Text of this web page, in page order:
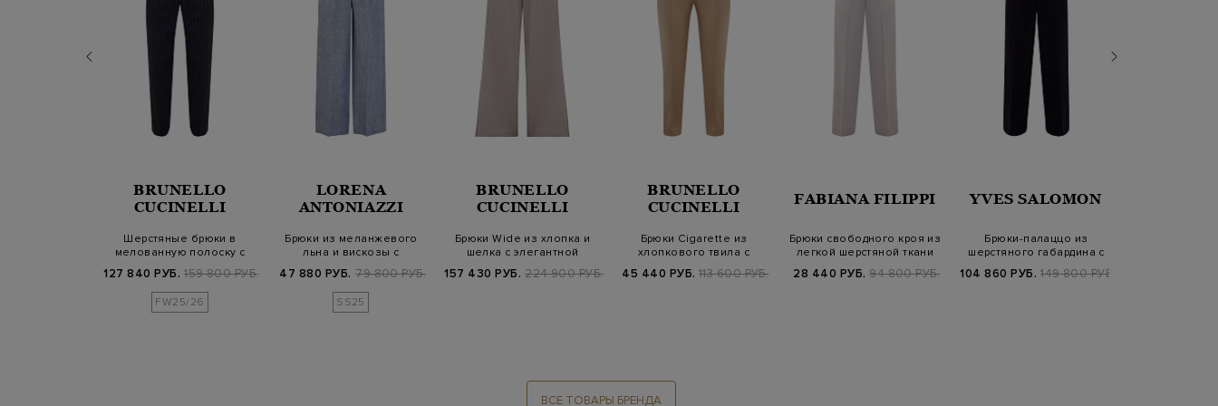
BRUNELLO
CUCINELLI
Шерстяные брюки в
мелованную полоску с
127 840 РУБ. 159 800 РУБ.
FW25/26
LORENA
ANTONIAZZI
Брюки из меланжевого
льна и вискозы с
47 880 РУБ. 79 800 РУБ.
SS25
BRUNELLO
CUCINELLI
Брюки Wide из хлопка и
шелка с элегантной
157 430 РУБ. 224 900 РУБ.
BRUNELLO
CUCINELLI
Брюки Cigarette из
хлопкового твила с
45 440 РУБ. 113 600 РУБ.
FABIANA FILIPPI
Брюки свободного кроя из
легкой шерстяной ткани
28 440 РУБ. 94 800 РУБ.
YVES SALOMON
Брюки-палаццо из
шерстяного габардина с
104 860 РУБ. 149 800 РУБ.
ВСЕ ТОВАРЫ БРЕНДА